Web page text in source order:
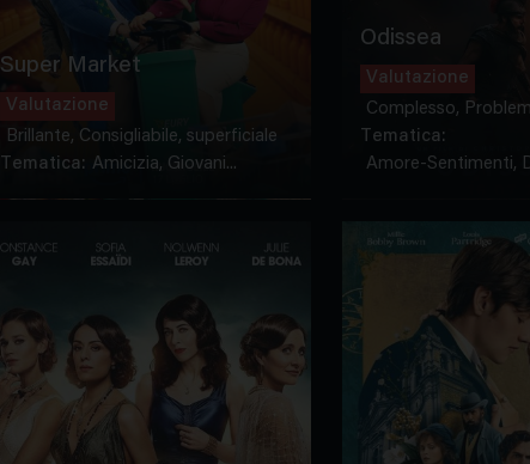
Super Market
Valutazione
Brillante, Consigliabile, superficiale
Tematica: Amicizia, Giovani...
Odissea
Valutazione
Complesso,
Tematica:
Amore-Sentimenti,